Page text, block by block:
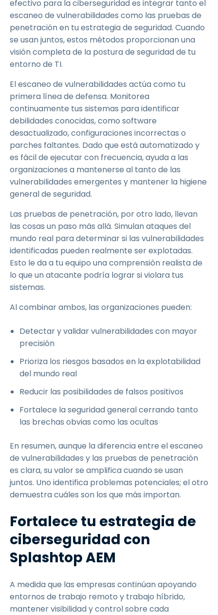
efectivo para la ciberseguridad es integrar tanto el
escaneo de vulnerabilidades como las pruebas de
penetración en tu estrategia de seguridad. Cuando
se usan juntos, estos métodos proporcionan una
visión completa de la postura de seguridad de tu
entorno de TI.
El escaneo de vulnerabilidades actúa como tu
primera línea de defensa. Monitorea
continuamente tus sistemas para identificar
debilidades conocidas, como software
desactualizado, configuraciones incorrectas o
parches faltantes. Dado que está automatizado y
es fácil de ejecutar con frecuencia, ayuda a las
organizaciones a mantenerse al tanto de las
vulnerabilidades emergentes y mantener la higiene
general de seguridad.
Las pruebas de penetración, por otro lado, llevan
las cosas un paso más allá. Simulan ataques del
mundo real para determinar si las vulnerabilidades
identificadas pueden realmente ser explotadas.
Esto le da a tu equipo una comprensión realista de
lo que un atacante podría lograr si violara tus
sistemas.
Al combinar ambos, las organizaciones pueden:
Detectar y validar vulnerabilidades con mayor
precisión
Prioriza los riesgos basados en la explotabilidad
del mundo real
Reducir las posibilidades de falsos positivos
Fortalece la seguridad general cerrando tanto
las brechas obvias como las ocultas
En resumen, aunque la diferencia entre el escaneo
de vulnerabilidades y las pruebas de penetración
es clara, su valor se amplifica cuando se usan
juntos. Uno identifica problemas potenciales; el otro
demuestra cuáles son los que más importan.
Fortalece tu estrategia de
ciberseguridad con
Splashtop AEM
A medida que las empresas continúan apoyando
entornos de trabajo remoto y trabajo híbrido,
mantener visibilidad y control sobre cada